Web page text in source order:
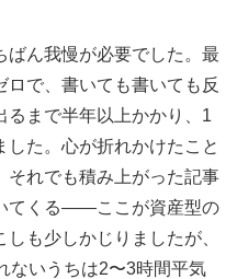
ばん我慢が必要でした。最
で、書いても書いても反
るまで半年以上かかり、1
た。心が折れかけたこと
それでも積み上がった記事
てくる——ここが資産型の
も少しかじりましたが、
ないうちは2〜3時間平気